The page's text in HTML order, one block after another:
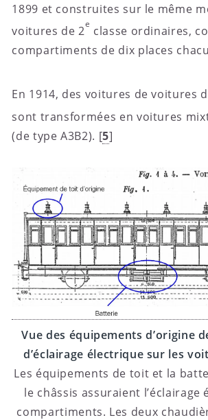
1899 et construites sur le même
voitures de 2
e
classe ordinaires,
compartiments de dix places
En 1914, des voitures de voitures
sont transformées en voitures
(de type A3B2). [5]
Vue des équipements d’origine
d’éclairage électrique sur les
Les équipements de toit et la
le châssis assuraient l’éclairage
compartiments. Les deux